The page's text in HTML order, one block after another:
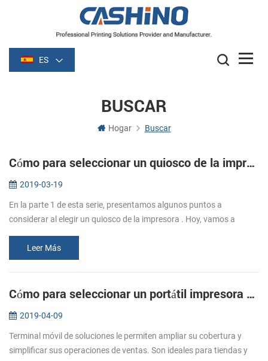
ES
BUSCAR
Hogar Buscar
Cómo para seleccionar un quiosco de la impresora térmica: parte dos
2019-03-19
En la parte 1 de esta serie, presentamos algunos puntos a
considerar al elegir un quiosco de la impresora . Hoy, vamos a
medios de comunica...
Leer Más
Cómo para seleccionar un portátil impresora móvil para terminales móviles
2019-04-09
Terminal móvil de soluciones le permiten ampliar su cobertura y
simplificar sus operaciones de ventas. Son ideales para tiendas y